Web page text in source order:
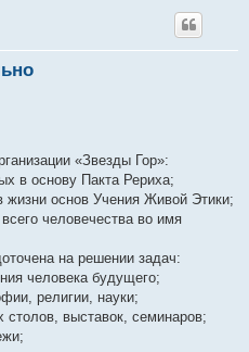
«Звезды Гор»:
в основу Пакта Рериха;
жизни основ Учения Живой Этики;
человечества во имя
на решении задач:
человека будущего;
религии, науки;
столов, выставок, семинаров;